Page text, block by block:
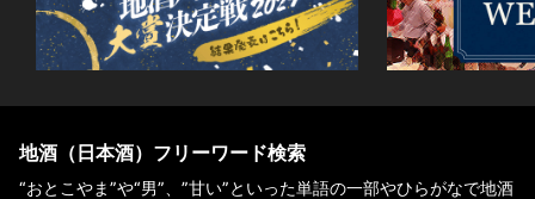
地酒（日本酒）フリーワード検索
“おとこやま”や“男”、”甘い”といった単語の一部やひらがなで地酒